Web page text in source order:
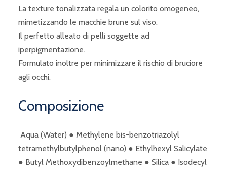
La texture tonalizzata regala un colorito omogeneo,
mimetizzando le macchie brune sul viso.
Il perfetto alleato di pelli soggette ad
iperpigmentazione.
Formulato inoltre per minimizzare il rischio di bruciore
agli occhi.
Composizione
Aqua (Water) ● Methylene bis-benzotriazolyl
tetramethylbutylphenol (nano) ● Ethylhexyl Salicylate
● Butyl Methoxydibenzoylmethane ● Silica ● Isodecyl